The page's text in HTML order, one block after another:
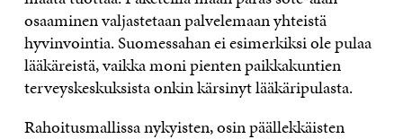
osaaminen valjastetaan palvelemaan yhteistä
hyvinvointia. Suomessahan ei esimerkiksi ole pulaa
lääkäreistä, vaikka moni pienten paikkakuntien
terveyskeskuksista onkin kärsinyt lääkäripulasta.
Rahoitusmallissa nykyisten, osin päällekkäisten